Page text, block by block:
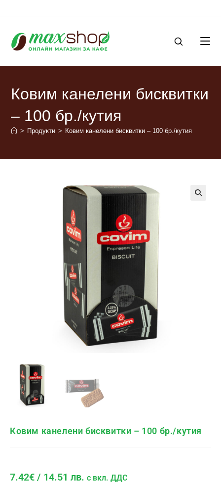
Ковим канелени бисквитки
– 100 бр./кутия
> Продукти > Ковим канелени бисквитки – 100 бр./кутия
Ковим канелени бисквитки – 100 бр./кутия
7.42€ / 14.51 лв. с вкл. ДДС